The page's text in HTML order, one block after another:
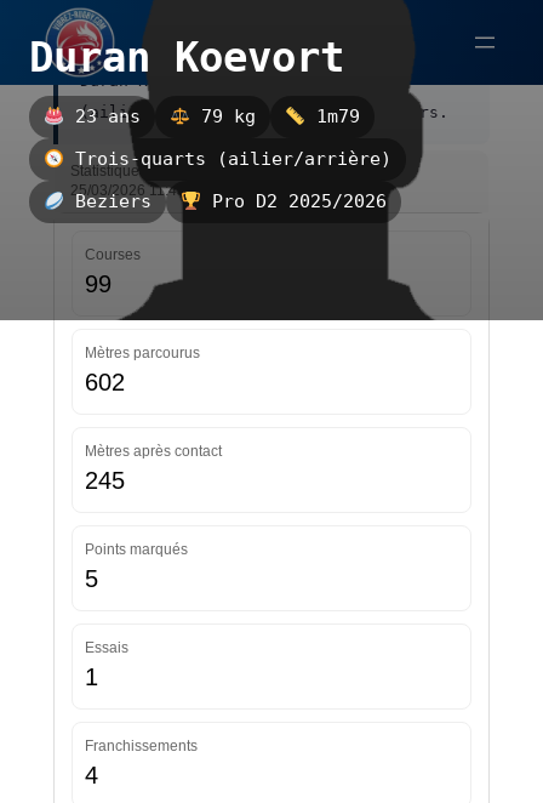
Aller
contenu
Duran Koevort
23 ans 79 kg
1m79
Trois-quarts (ailier/arrière)
Beziers
Pro D2 2025/2026
Duran Koevort est un trois-quarts
(ailier/arrière), évoluant au Beziers.
Statistiques — Pro D2 2025/2026 — Mise à jour le
25/03/2026 11:45
Courses
99
Mètres parcourus
602
Mètres après contact
245
Points marqués
5
Essais
1
Franchissements
4